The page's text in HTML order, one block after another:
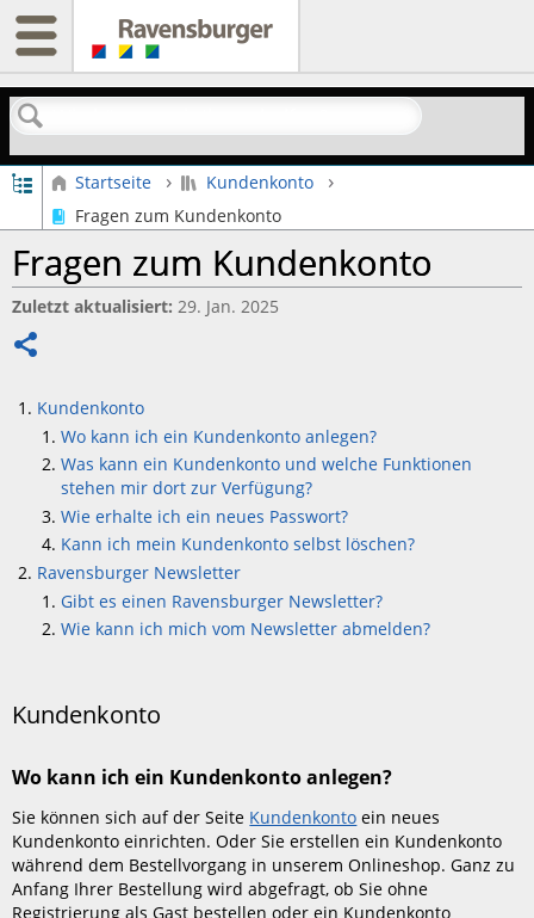
Suchen
Globale Hierarchie auf- und zuklappen
Startseite
Kundenkonto
Fragen zum Kundenkonto
Fragen zum Kundenkonto
Zuletzt aktualisiert 29. Jan. 2025
Kundenkonto
Wo kann ich ein Kundenkonto anlegen?
Was kann ein Kundenkonto und welche Funktionen
stehen mir dort zur Verfügung?
Wie erhalte ich ein neues Passwort?
Kann ich mein Kundenkonto selbst löschen?
Ravensburger Newsletter
Gibt es einen Ravensburger Newsletter?
Wie kann ich mich vom Newsletter abmelden?
Kundenkonto
Wo kann ich ein Kundenkonto anlegen?
Sie können sich auf der Seite Kundenkonto ein neues
Kundenkonto einrichten. Oder Sie erstellen ein Kundenkonto
während dem Bestellvorgang in unserem Onlineshop. Ganz zu
Anfang Ihrer Bestellung wird abgefragt, ob Sie ohne
Registrierung als Gast bestellen oder ein Kundenkonto